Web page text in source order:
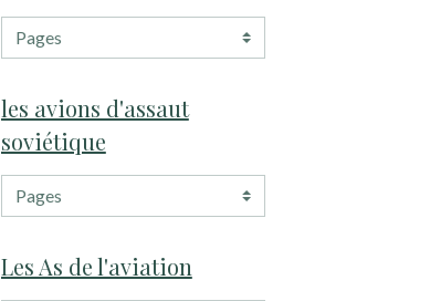
les avions d'assaut
soviétique
Les As de l'aviation